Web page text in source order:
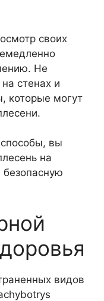
своих
Не
стенах и
которые могут
вы
на
безопасную
видов